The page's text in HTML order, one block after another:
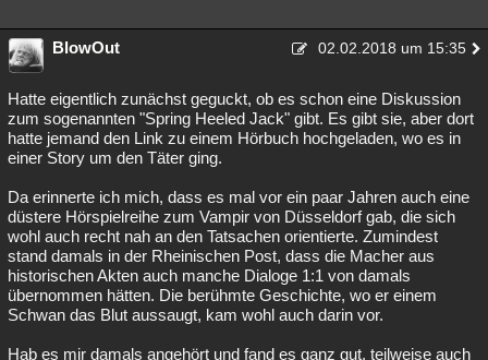
BlowOut 02.02.2018 um 15:35
Hatte eigentlich zunächst geguckt, ob es schon eine Diskussion
zum sogenannten "Spring Heeled Jack" gibt. Es gibt sie, aber dort
hatte jemand den Link zu einem Hörbuch hochgeladen, wo es in
einer Story um den Täter ging.
Da erinnerte ich mich, dass es mal vor ein paar Jahren auch eine
düstere Hörspielreihe zum Vampir von Düsseldorf gab, die sich
wohl auch recht nah an den Tatsachen orientierte. Zumindest
stand damals in der Rheinischen Post, dass die Macher aus
historischen Akten auch manche Dialoge 1:1 von damals
übernommen hätten. Die berühmte Geschichte, wo er einem
Schwan das Blut aussaugt, kam wohl auch darin vor.
Hab es mir damals angehört und fand es ganz gut, teilweise auch